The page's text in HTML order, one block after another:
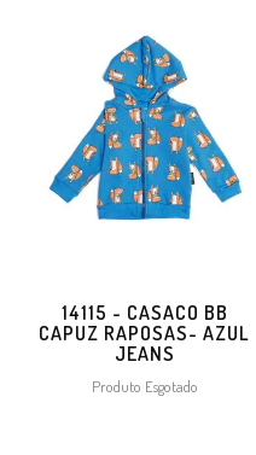
14115 - CASACO BB
CAPUZ RAPOSAS- AZUL
JEANS
Produto Esgotado